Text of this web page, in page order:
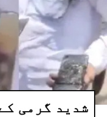
شدید گرمی